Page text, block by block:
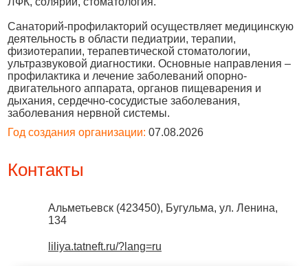
Санаторий-профилакторий осуществляет медицинскую
деятельность в области педиатрии, терапии,
физиотерапии, терапевтической стоматологии,
ультразвуковой диагностики. Основные направления –
профилактика и лечение заболеваний опорно-
двигательного аппарата, органов пищеварения и
дыхания, сердечно-сосудистые заболевания,
заболевания нервной системы.
Год создания организации: 07.08.2026
Контакты
Альметьевск (423450), Бугульма, ул. Ленина,
134
liliya.tatneft.ru/?lang=ru